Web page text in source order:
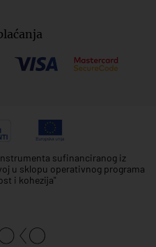
sufinanciranog iz
u sklopu operativnog programa
i kohezija"